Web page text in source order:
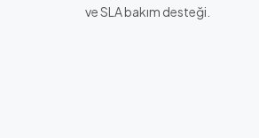
ve SLA bakım desteği.